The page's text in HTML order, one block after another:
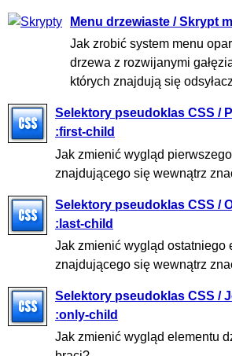
Menu drzewiaste / Skrypt
Jak zrobić system menu
drzewa z rozwijanymi
których znajdują się
Selektory pseudoklas CSS /
:first-child
Jak zmienić wygląd
znajdującego się wewnątrz
Selektory pseudoklas CSS /
:last-child
Jak zmienić wygląd ostatniego
znajdującego się wewnątrz
Selektory pseudoklas CSS /
:only-child
Jak zmienić wygląd elementu